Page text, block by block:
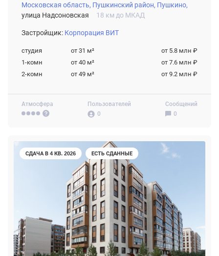
Атмосфера
Пользователей
0
Сообщений
0
Московская область, Пушкинский район, Пушкино,
улица Надсоновская
18 км до МКАД
Застройщик: Корпорация ВИТ
студия от 31 м²
от 5.8 млн ₽
1-комн
от 40 м²
от 7.6 млн ₽
2-комн
от 49 м² от 9.2 млн ₽
СДАЧА В 4 КВ. 2026 ЕСТЬ СДАННЫЕ